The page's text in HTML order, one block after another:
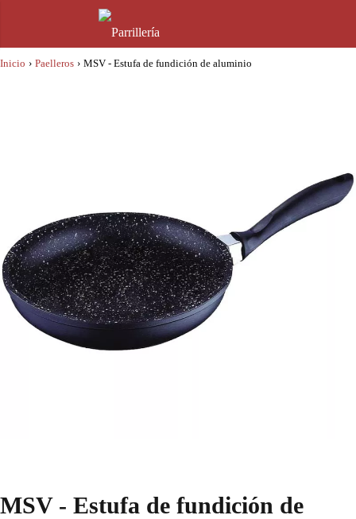
Inicio › Paelleros › MSV - Estufa de fundición de aluminio
MSV - Estufa de fundición de